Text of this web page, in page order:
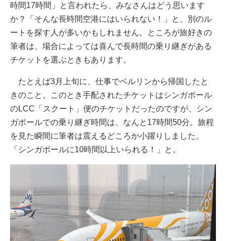
時間17時間」と言われたら、みなさんはどう思います
か？「そんな長時間空港にはいられない！」と、別のル
ートを探す人が多いかもしれません。ところが旅好きの
筆者は、場合によっては喜んで長時間の乗り継ぎがある
チケットを選ぶときもあります。
たとえば3月上旬に、仕事でベルリンから帰国したと
きのこと。このとき手配されたチケットはシンガポール
のLCC「スクート」便のチケットだったのですが、シン
ガポールでの乗り継ぎ時間は、なんと17時間50分。旅程
を見た瞬間に筆者は震えるどころか小躍りしました。
「シンガポールに10時間以上いられる！」と。